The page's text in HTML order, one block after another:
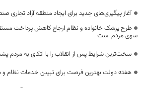
آغاز پیگیری‌های جدید برای ایجاد منطقه آزاد تجاری
طرح پزشک خانواده و نظام ارجاع کاهش پرداخت
سوی مردم است
سخت‌ترین شرایط پس از انقلاب را با اتکای به مردم
هفته دولت بهترین فرصت برای تبیین خدمات نظام